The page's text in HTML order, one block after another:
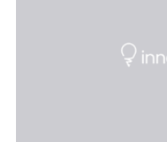
„QUAZAR“ mit